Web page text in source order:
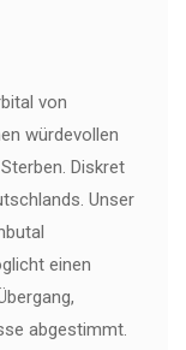
von
würdevollen
Diskret
Unser
einen
abgestimmt.